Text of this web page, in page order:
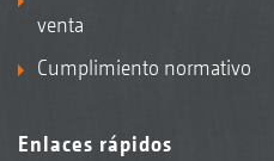
venta
Cumplimiento normativo
Enlaces rápidos